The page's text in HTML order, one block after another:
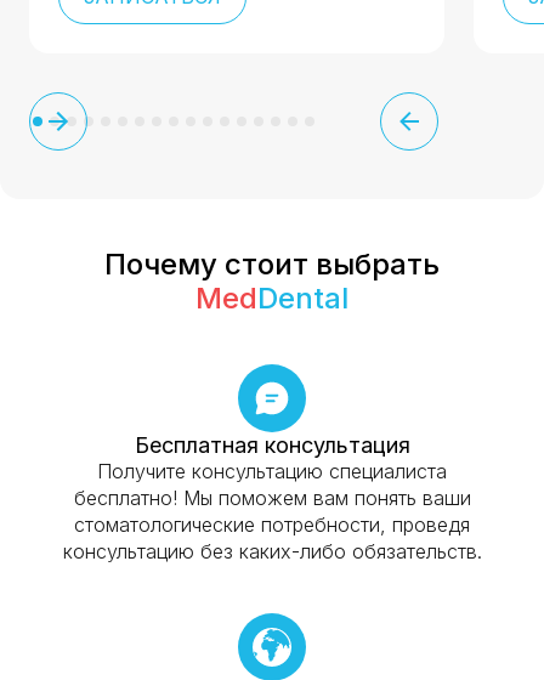
Почему стоит выбрать
MedDental
Бесплатная консультация
Получите консультацию специалиста
бесплатно! Мы поможем вам понять ваши
стоматологические потребности, проведя
консультацию без каких-либо обязательств.